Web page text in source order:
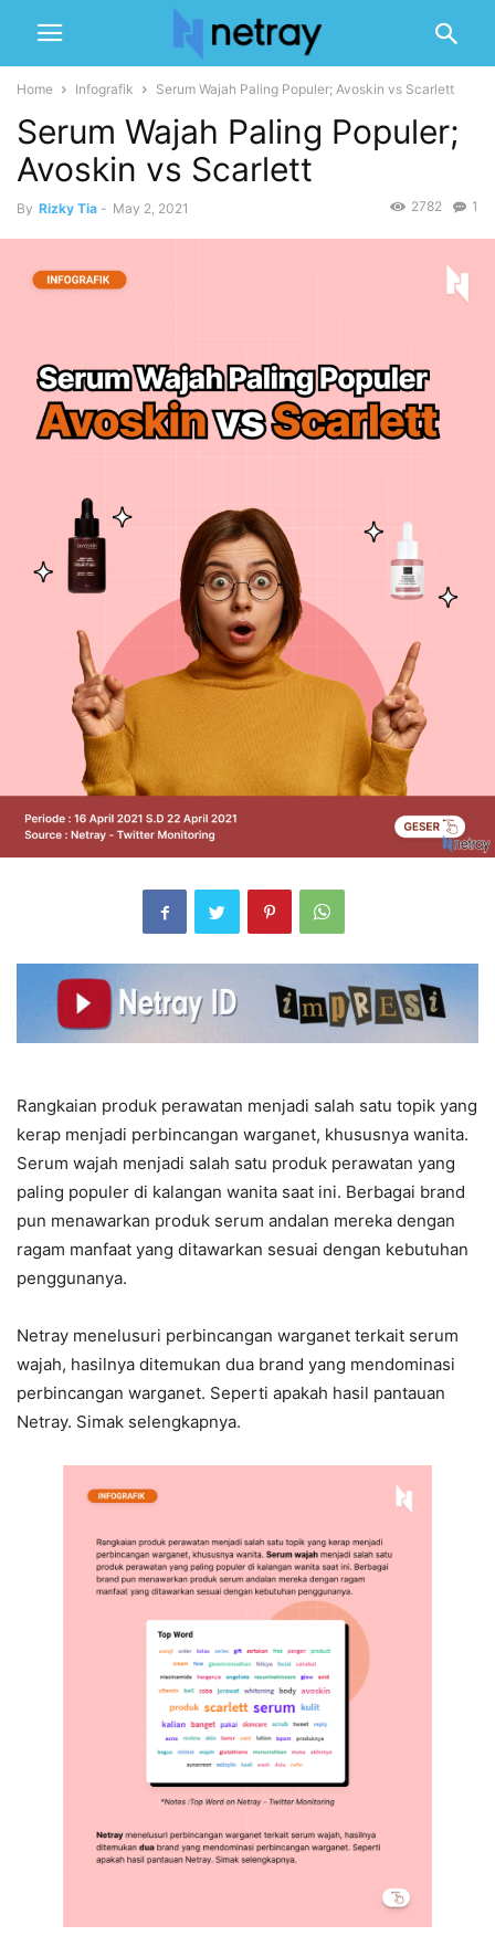
Home Infografik Serum Wajah Paling Populer; Avoskin vs Scarlett
Serum Wajah Paling Populer;
Avoskin vs Scarlett
By Rizky Tia - May 2, 2021 1
2782
Rangkaian produk perawatan menjadi salah satu topik yang
kerap menjadi perbincangan warganet, khususnya wanita.
Serum wajah menjadi salah satu produk perawatan yang
paling populer di kalangan wanita saat ini. Berbagai brand
pun menawarkan produk serum andalan mereka dengan
ragam manfaat yang ditawarkan sesuai dengan kebutuhan
penggunanya.
Netray menelusuri perbincangan warganet terkait serum
wajah, hasilnya ditemukan dua brand yang mendominasi
perbincangan warganet. Seperti apakah hasil pantauan
Netray. Simak selengkapnya.